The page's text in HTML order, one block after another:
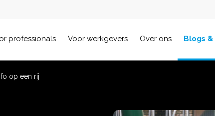
professionals Voor werkgevers Over ons Blogs
op een rij